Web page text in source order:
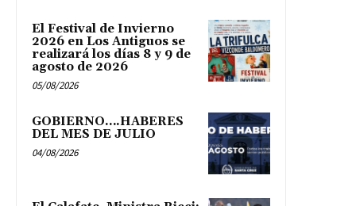
El Festival de Invierno
2026 en Los Antiguos se
realizará los días 8 y 9 de
agosto de 2026
05/08/2026
GOBIERNO….HABERES
DEL MES DE JULIO
04/08/2026